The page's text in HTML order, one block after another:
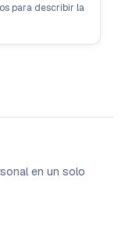
para describir la
en un solo